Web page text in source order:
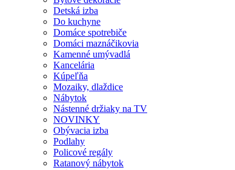
Detská izba
Do kuchyne
Domáce spotrebiče
Domáci maznáčikovia
Kamenné umývadlá
Kancelária
Kúpeľňa
Mozaiky, dlaždice
Nábytok
Nástenné držiaky na TV
NOVINKY
Obývacia izba
Podlahy
Policové regály
Ratanový nábytok